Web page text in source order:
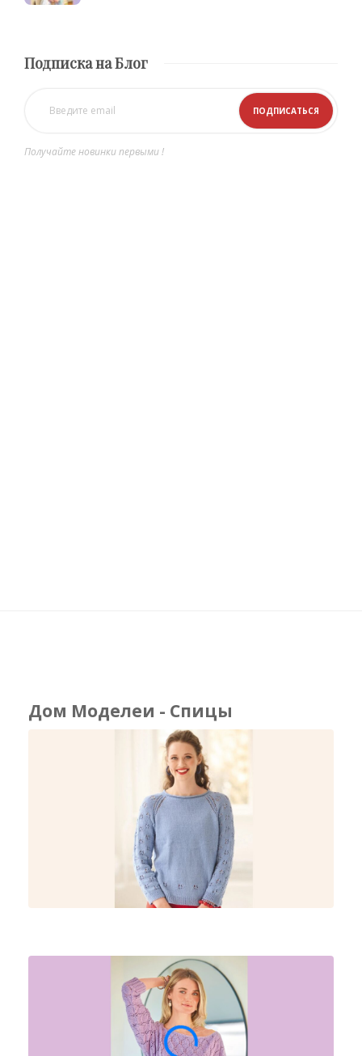
Подписка на Блог
Получайте новинки первыми !
Дом Моделеи - Спицы